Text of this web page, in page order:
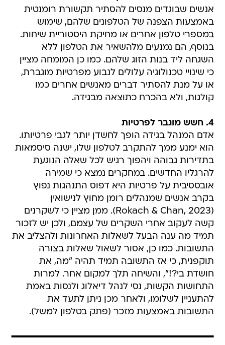
אנשים שבוגדים מנסים להסתיר תקשורת רומנטית
באמצעות הצפנה של הטלפונים שלהם, שימוש
במספרי טלפון אחרים או מחיקת היסטוריית שיחות.
בנוסף, הם נמנעים מלהשאיר את הטלפון ללא
השגחה ליד בנות הזוג שלהם. כמו כן המומחה מציין
כי שינויי טכנולוגיה עלולים לנבוע מפרטיות מוגברת,
או על מנת להסתיר דברים מאנשים אחרים כמו
קולגות, ולא בהכרח כתוצאה מבגידה.
4. חשש מוגבר לפרטיות
אדם המנהל בגידה הופך לחשדן יותר לגבי פרטיותו.
הוא ימנע ממך להתקרב לטלפון שלו, ישנה סיסמאות
בתדירות גבוהה ויהפוך רגיש לכל שאלה הנוגעת
להרגליו החדשים. במחקרים נמצא כי שמירה
אובססיבית על פרטיות היא דפוס התנהגות נפוץ
בקרב אנשים שמנהלים רומן מחוץ לנישואין
(Rokach & Chan, 2023). ממן מציין כי לשקרנים
קשה לעקוב אחרי השקרים של עצמם, ולכן יש לזכור
תמיד מה ענה הבעל לשאלות האחרונות ולהצליב את
התשובות. כמו כן, אסור לשאול שאלות בצורה
תוקפנית, כי אז התשובה תמיד תהיה "מה, את
חושדת בי?!", והשיחה תלך למקום אחר. למרות
התחושות הקשות, נסי לנהל דיאלוג ולנסות באמת
להתעניין לשלומו, ולאחר מכן ניתן לתעד את
התשובות באמצעות מזכר (פתק בטלפון למשל).